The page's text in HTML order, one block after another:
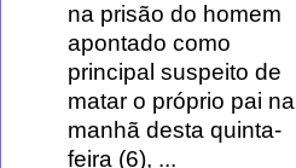
na prisão do homem
apontado como
principal suspeito de
matar o próprio pai na
manhã desta quinta-
feira (6), ...